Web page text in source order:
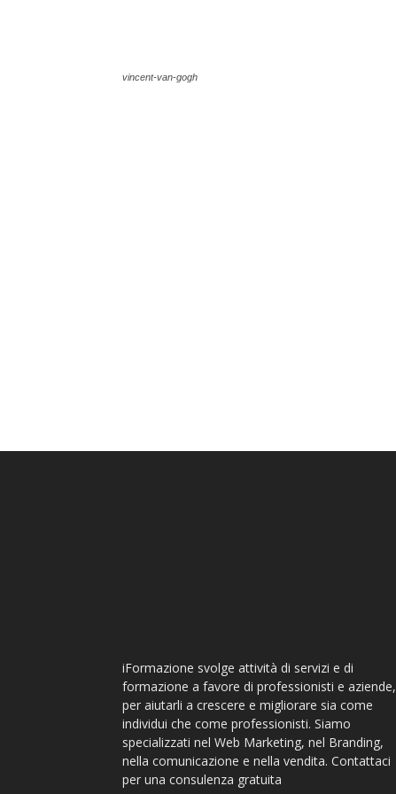
vincent-van-gogh
iFormazione svolge attività di servizi e di
formazione a favore di professionisti e aziende,
per aiutarli a crescere e migliorare sia come
individui che come professionisti. Siamo
specializzati nel Web Marketing, nel Branding,
nella comunicazione e nella vendita. Contattaci
per una consulenza gratuita